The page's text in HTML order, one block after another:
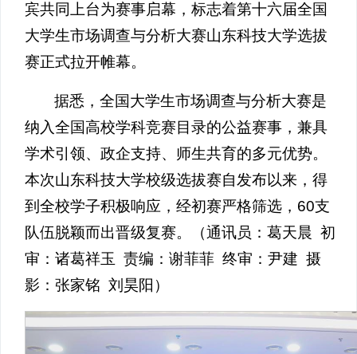
宾共同上台为赛事启幕，标志着第十六届全国
大学生市场调查与分析大赛山东科技大学选拔
赛正式拉开帷幕。
据悉，全国大学生市场调查与分析大赛是
纳入全国高校学科竞赛目录的公益赛事，兼具
学术引领、政企支持、师生共育的多元优势。
本次山东科技大学校级选拔赛自发布以来，得
到全校学子积极响应，经初赛严格筛选，60支
队伍脱颖而出晋级复赛。（通讯员：葛天晨 初
审：诸葛祥玉 责编：谢菲菲 终审：尹建 摄
影：张家铭 刘昊阳）